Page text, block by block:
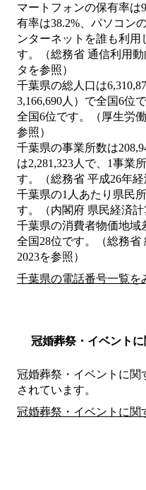
マートフォンの保有率は
有率は38.2%、パソコン
ンターネットを誰も利用
す。（総務省 通信利用
タを参照）
千葉県の総人口は
3,166,690人）で全国6位
全国6位です。（厚生労
参照）
千葉県の事業所数は
は2,281,323人で、1事業
す。（総務省 平成26年経
千葉県の1人あたり県民
す。（内閣府 県民経済計
千葉県の消費者物価地域
全国28位です。（総務省
2023を参照）
千葉県の電話番号一覧を
冠婚葬祭・イベント
冠婚葬祭・イベントに関
されています。
冠婚葬祭・イベントに関